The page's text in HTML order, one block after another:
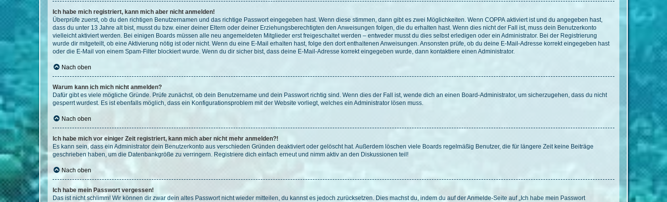
Ich habe mich registriert, kann mich aber nicht anmelden!
Überprüfe zuerst, ob du den richtigen Benutzernamen und das richtige Passwort eingegeben hast. Wenn diese stimmen, dann gibt es zwei Möglichkeiten. Wenn COPPA aktiviert ist und du angegeben hast,
dass du unter 13 Jahre alt bist, musst du bzw. einer deiner Eltern oder deiner Erziehungsberechtigten den Anweisungen folgen, die du erhalten hast. Wenn dies nicht der Fall ist, muss dein Benutzerkonto
vielleicht aktiviert werden. Bei einigen Boards müssen alle neu angemeldeten Mitglieder erst freigeschaltet werden – entweder musst du dies selbst erledigen oder ein Administrator. Bei der Registrierung
wurde dir mitgeteilt, ob eine Aktivierung nötig ist oder nicht. Wenn du eine E-Mail erhalten hast, folge den dort enthaltenen Anweisungen. Ansonsten prüfe, ob du deine E-Mail-Adresse korrekt eingegeben hast
oder die E-Mail von einem Spam-Filter blockiert wurde. Wenn du dir sicher bist, dass deine E-Mail-Adresse korrekt eingegeben wurde, dann kontaktiere einen Administrator.
Nach oben
Warum kann ich mich nicht anmelden?
Dafür gibt es viele mögliche Gründe. Prüfe zunächst, ob dein Benutzername und dein Passwort richtig sind. Wenn dies der Fall ist, wende dich an einen Board-Administrator, um sicherzugehen, dass du nicht
gesperrt wurdest. Es ist ebenfalls möglich, dass ein Konfigurationsproblem mit der Website vorliegt, welches ein Administrator lösen muss.
Nach oben
Ich habe mich vor einiger Zeit registriert, kann mich aber nicht mehr anmelden?!
Es kann sein, dass ein Administrator dein Benutzerkonto aus verschieden Gründen deaktiviert oder gelöscht hat. Außerdem löschen viele Boards regelmäßig Benutzer, die für längere Zeit keine Beiträge
geschrieben haben, um die Datenbankgröße zu verringern. Registriere dich einfach erneut und nimm aktiv an den Diskussionen teil!
Nach oben
Ich habe mein Passwort vergessen!
Das ist nicht schlimm! Wir können dir zwar dein altes Passwort nicht wieder mitteilen, du kannst es jedoch zurücksetzen. Dies machst du, indem du auf der Anmelde-Seite auf „Ich habe mein Passwort